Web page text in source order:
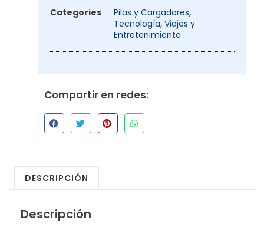
Categories
Pilas y Cargadores,
Tecnología, Viajes y
Entretenimiento
Compartir en redes:
DESCRIPCIÓN
Descripción